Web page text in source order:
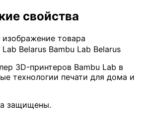
свойства
Bambu Lab Belarus
3D-принтеров Bambu Lab в
технологии печати для дома и
защищены.